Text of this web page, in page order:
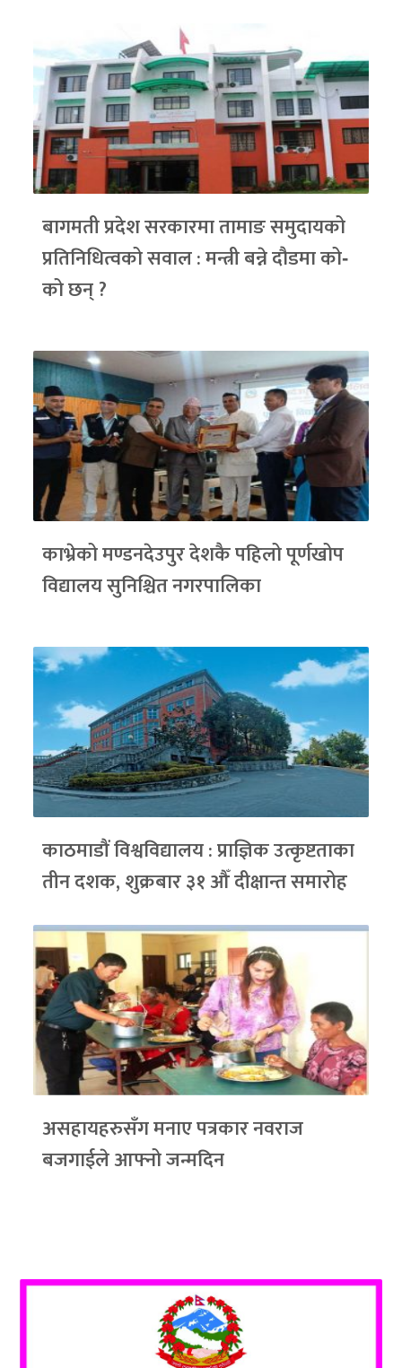
बागमती प्रदेश सरकारमा तामाङ समुदायको
प्रतिनिधित्वको सवाल : मन्त्री बन्ने दौडमा को‐
को छन् ?
काभ्रेको मण्डनदेउपुर देशकै पहिलो पूर्णखोप
विद्यालय सुनिश्चित नगरपालिका
काठमाडौं विश्वविद्यालय : प्राज्ञिक उत्कृष्टताका
तीन दशक, शुक्रबार ३१ औँ दीक्षान्त समारोह
असहायहरुसँग मनाए पत्रकार नवराज
बजगाईले आफ्नो जन्मदिन